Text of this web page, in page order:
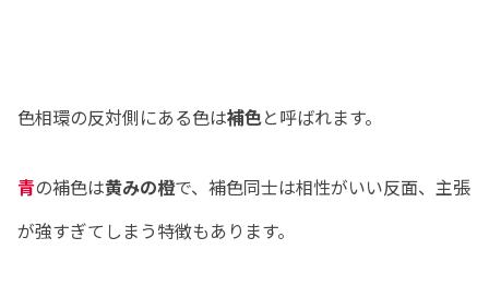
色相環の反対側にある色は補色と呼ばれます。
青の補色は黄みの橙で、補色同士は相性がいい反面、主張
が強すぎてしまう特徴もあります。